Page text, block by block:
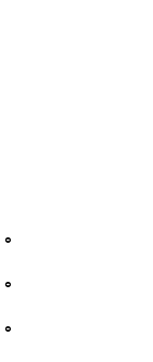
°
°
°